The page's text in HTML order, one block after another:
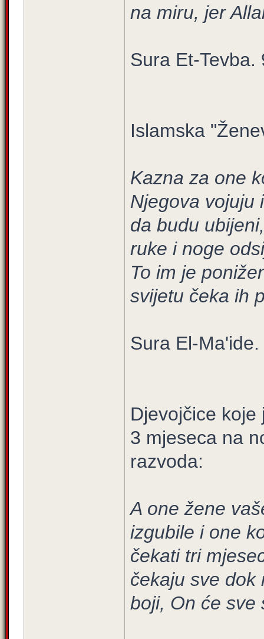
na miru, jer
Sura Et-Tevba.
Islamska
Kazna za one
Njegova vojuju
da budu
ruke i noge
To im je
svijetu čeka ih
Sura El-
Djevojčice
3 mjeseca na
razvoda:
A one žene
izgubile i one
čekati tri
čekaju sve dok
boji, On će sve